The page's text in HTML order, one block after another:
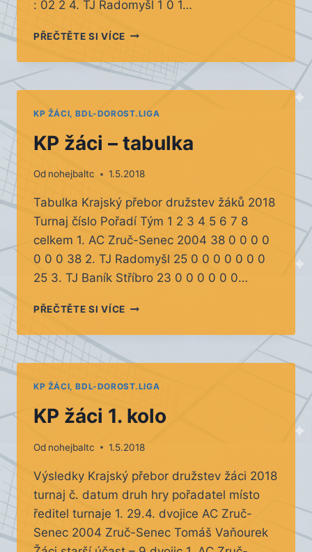
: 02 2 4. TJ Radomyšl 1 0 1…
PŘEČTĚTE SI VÍCEKP
–
1.
KOLO
KP ŽÁCI, BDL-DOROST.LIGA
KP žáci – tabulka
Od nohejbaltc 1.5.2018
Tabulka Krajský přebor družstev žáků 2018
Turnaj číslo Pořadí Tým 1 2 3 4 5 6 7 8
celkem 1. AC Zruč-Senec 2004 38 0 0 0 0
0 0 0 38 2. TJ Radomyšl 25 0 0 0 0 0 0 0
25 3. TJ Baník Stříbro 23 0 0 0 0 0 0…
PŘEČTĚTE SI VÍCEKP
–
KP ŽÁCI, BDL-DOROST.LIGA
KP žáci 1. kolo
Od nohejbaltc 1.5.2018
Výsledky Krajský přebor družstev žáci 2018
turnaj č. datum druh hry pořadatel místo
ředitel turnaje 1. 29.4. dvojice AC Zruč-
Senec 2004 Zruč-Senec Tomáš Vaňourek